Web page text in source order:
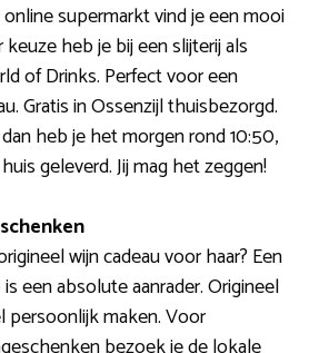
supermarkt vind je een mooi
heb je bij een slijterij als
of Drinks. Perfect voor een
Gratis in Ossenzijl thuisbezorgd.
heb je het morgen rond 10:50,
geleverd. Jij mag het zeggen!
wijn cadeau voor haar? Een
een absolute aanrader. Origineel
maken. Voor